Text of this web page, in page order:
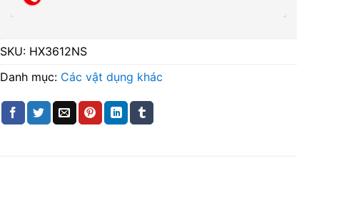
SKU: HX3612NS
Danh mục: Các vật dụng khác